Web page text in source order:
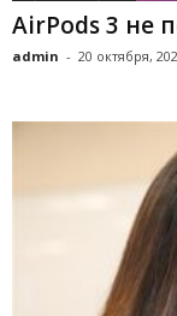
AirPods 3 не
admin - 20 октября,